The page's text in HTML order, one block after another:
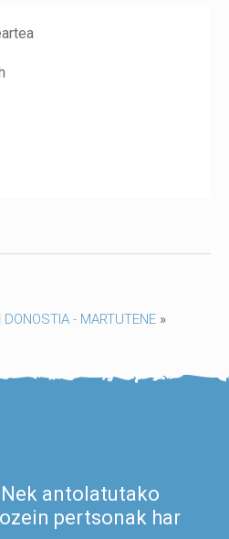
DONOSTIA - MARTUTENE »
antolatutako
pertsonak har